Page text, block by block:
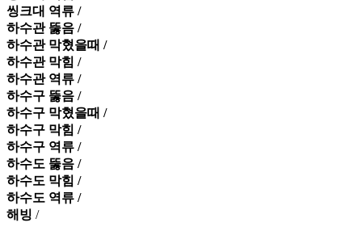
씽크대 역류 /
하수관 뚫음 /
하수관 막혔을때 /
하수관 막힘 /
하수관 역류 /
하수구 뚫음 /
하수구 막혔을때 /
하수구 막힘 /
하수구 역류 /
하수도 뚫음 /
하수도 막힘 /
하수도 역류 /
해빙 /